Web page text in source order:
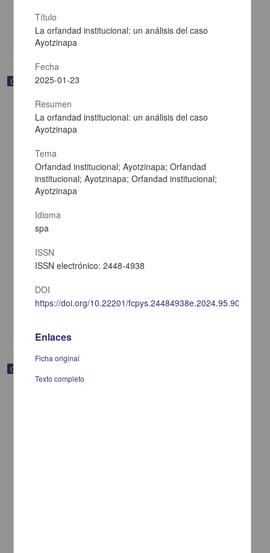
Multidisciplina
Correspondencia postal
Carta de Francisco Martínez Baca a Francisco I. Madero
felicitándolo por el triunfo de la causa
[sin fecha]
Multidisciplina
Correspondencia postal
Título
La orfandad institucional: un análisis del caso
Ayotzinapa
Fecha
2025-01-23
Resumen
La orfandad institucional: un análisis del caso
Ayotzinapa
Tema
Orfandad institucional; Ayotzinapa; Orfandad
institucional; Ayotzinapa; Orfandad institucional;
Ayotzinapa
Idioma
spa
ISSN
ISSN electrónico: 2448-4938
DOI
https://doi.org/10.22201/fcpys.24484938e.2024.95.90772
Enlaces
Ficha original
Texto completo